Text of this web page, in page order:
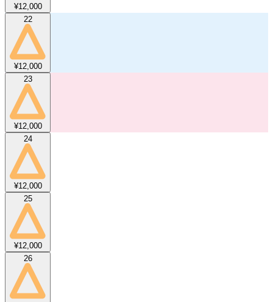
¥12,000
22
¥12,000
23
¥12,000
24
¥12,000
25
¥12,000
26